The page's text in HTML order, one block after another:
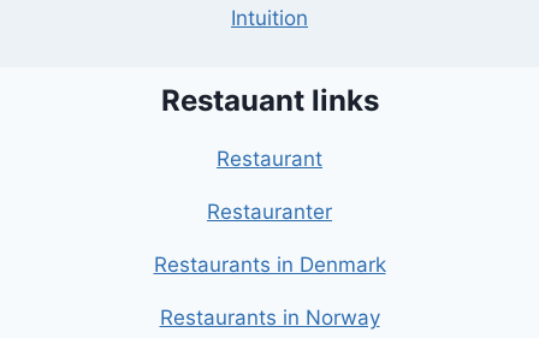
Intuition
Restauant links
Restaurant
Restauranter
Restaurants in Denmark
Restaurants in Norway